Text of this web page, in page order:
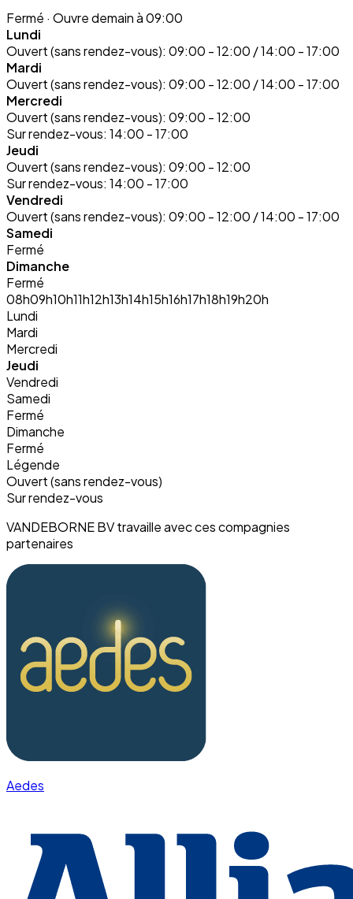
Fermé · Ouvre demain à 09:00
Lundi
Ouvert (sans rendez-vous): 09:00 - 12:00 / 14:00 - 17:00
Mardi
Ouvert (sans rendez-vous): 09:00 - 12:00 / 14:00 - 17:00
Mercredi
Ouvert (sans rendez-vous): 09:00 - 12:00
Sur rendez-vous: 14:00 - 17:00
Jeudi
Ouvert (sans rendez-vous): 09:00 - 12:00
Sur rendez-vous: 14:00 - 17:00
Vendredi
Ouvert (sans rendez-vous): 09:00 - 12:00 / 14:00 - 17:00
Samedi
Fermé
Dimanche
Fermé
08h09h10h11h12h13h14h15h16h17h18h19h20h
Lundi
Mardi
Mercredi
Jeudi
Vendredi
Samedi
Fermé
Dimanche
Fermé
Légende
Ouvert (sans rendez-vous)
Sur rendez-vous
VANDEBORNE BV travaille avec ces compagnies
partenaires
Aedes